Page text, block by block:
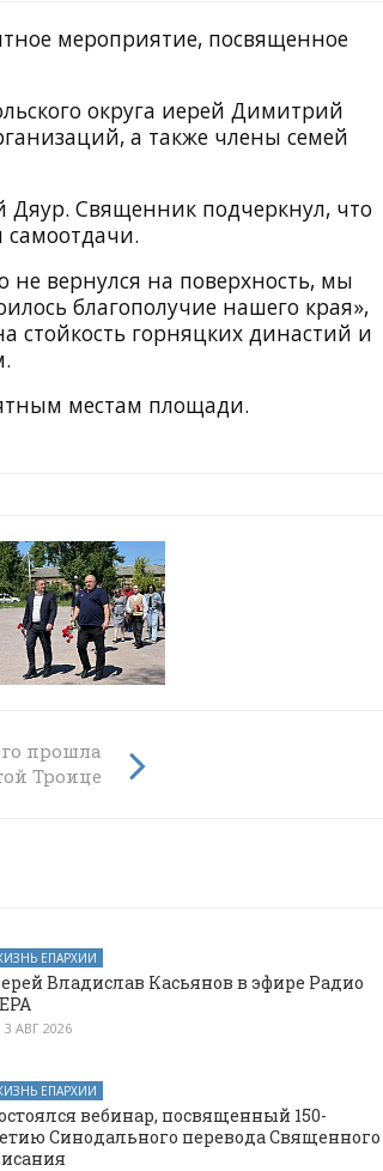
мероприятие, посвященное
округа иерей Димитрий
а также члены семей
Священник подчеркнул, что
самоотдачи.
не вернулся на поверхность, мы
благополучие нашего края»,
стойкость горняцких династий и
местам площади.
прошла
Троице
ЕПАРХИИ
Владислав Касьянов в эфире Радио
3 АВГ 2026
ЕПАРХИИ
вебинар, посвященный 150-
Синодального перевода Священного